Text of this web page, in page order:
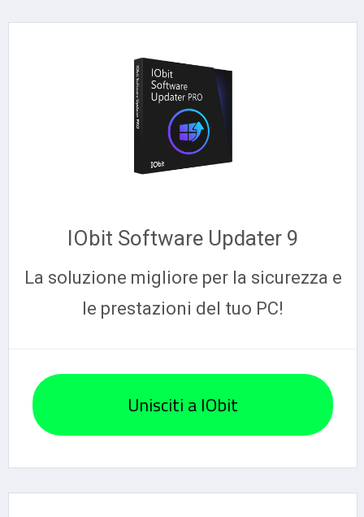
IObit Software Updater 9
La soluzione migliore per la sicurezza e
le prestazioni del tuo PC!
Unisciti a IObit